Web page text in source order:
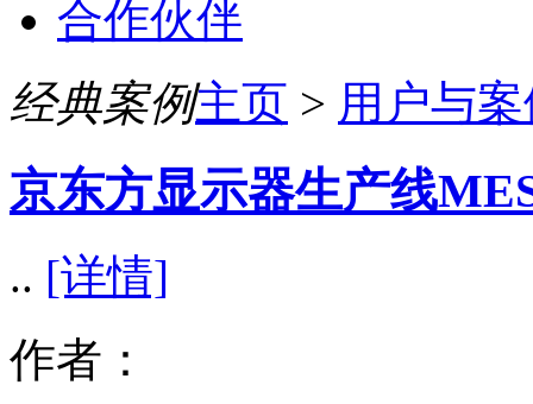
合作伙伴
经典案例主页 > 用户与
京东方显示器生产线
.. [详情]
作者：